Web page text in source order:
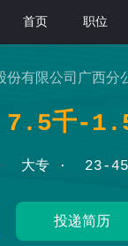
首页 职位
有限公司广西分
7.5千-
大专 23-
投递简历